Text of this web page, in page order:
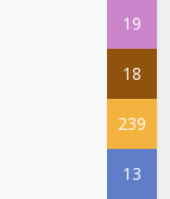
19
18
239
13